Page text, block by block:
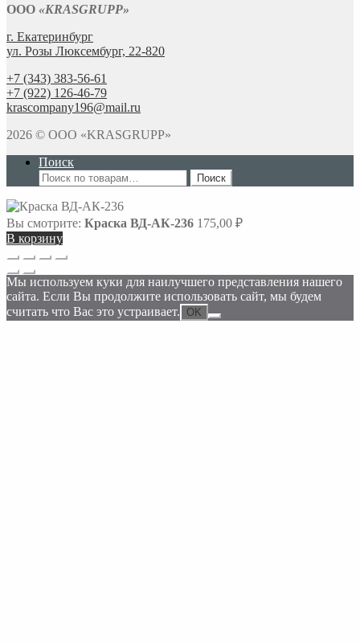
ООО «KRASGRUPP»
г. Екатеринбург
ул. Розы Люксембург, 22-820
+7 (343) 383-56-61
+7 (922) 126-46-79
krascompany196@mail.ru
2026 © ООО «KRASGRUPP»
Поиск
Искать:
Поиск
Вы смотрите: Краска ВД-АК-236 175,00 ₽
В корзину
Прокрутка
вверх
Мы используем куки для наилучшего представления нашего
сайта. Если Вы продолжите использовать сайт, мы будем
считать что Вас это устраивает.
OK